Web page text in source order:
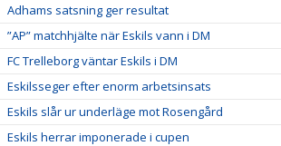
Adhams satsning ger resultat
”AP” matchhjälte när Eskils vann i DM
FC Trelleborg väntar Eskils i DM
Eskilsseger efter enorm arbetsinsats
Eskils slår ur underläge mot Rosengård
Eskils herrar imponerade i cupen